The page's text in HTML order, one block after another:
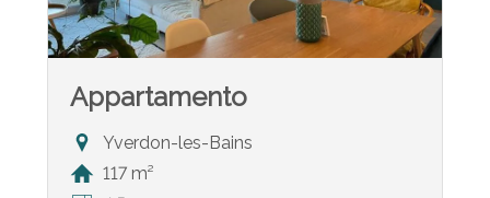
Appartamento
Yverdon-les-Bains
117 m²